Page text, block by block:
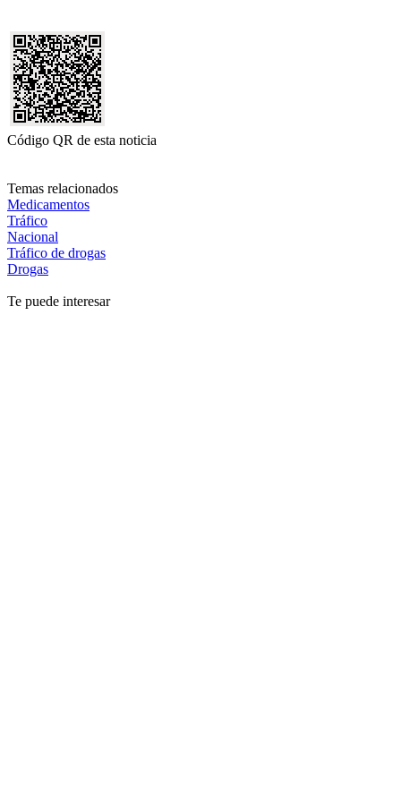
Código QR de esta noticia
Temas relacionados
Medicamentos
Tráfico
Nacional
Tráfico de drogas
Drogas
Te puede interesar